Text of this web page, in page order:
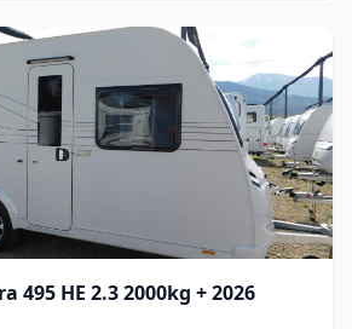
495 HE 2.3 2000kg + 2026